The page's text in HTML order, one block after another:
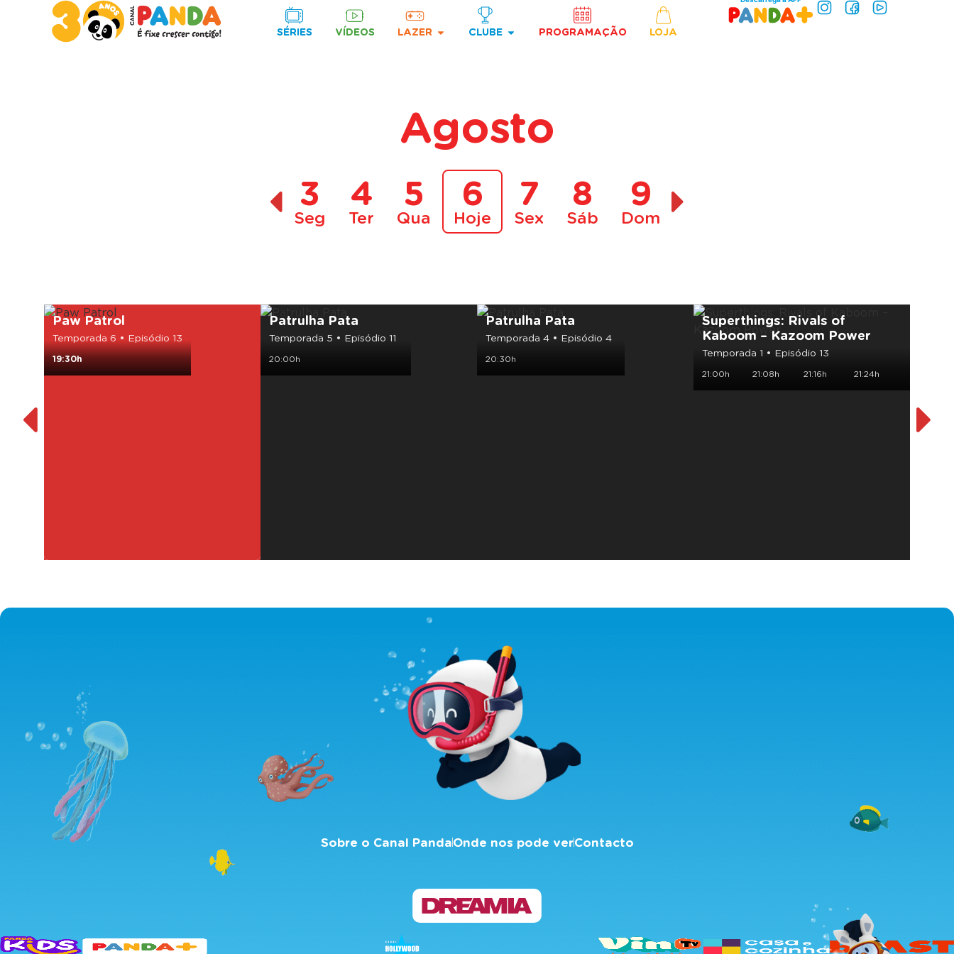
SÉRIES VÍDEOS LAZER CLUBE PROGRAMAÇÃO LOJA
Agosto
3
Seg
4
Ter
5
Qua
6
Hoje
7
Sex
8
Sáb
9
Dom
Paw Patrol
Temporada 6 • Episódio 13
19:30h
Patrulha Pata
Temporada 5 • Episódio 11
20:00h
Patrulha Pata
Temporada 4 • Episódio 4
20:30h
Superthings: Rivals of
Kaboom – Kazoom Power
Temporada 1 • Episódio 13
21:00h 21:08h 21:16h 21:24h
Sobre o Canal PandaOnde nos pode verContacto